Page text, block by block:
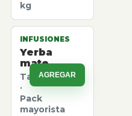
kg
INFUSIONES
Yerba
mate
Taragui
·
Pack
mayorista
AGREGAR